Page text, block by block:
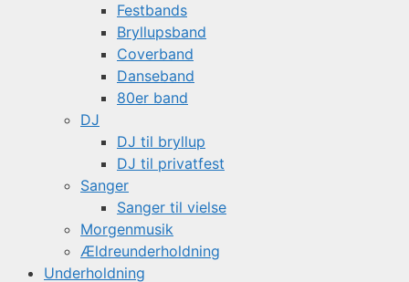
Festbands
Bryllupsband
Coverband
Danseband
80er band
DJ
DJ til bryllup
DJ til privatfest
Sanger
Sanger til vielse
Morgenmusik
Ældreunderholdning
Underholdning